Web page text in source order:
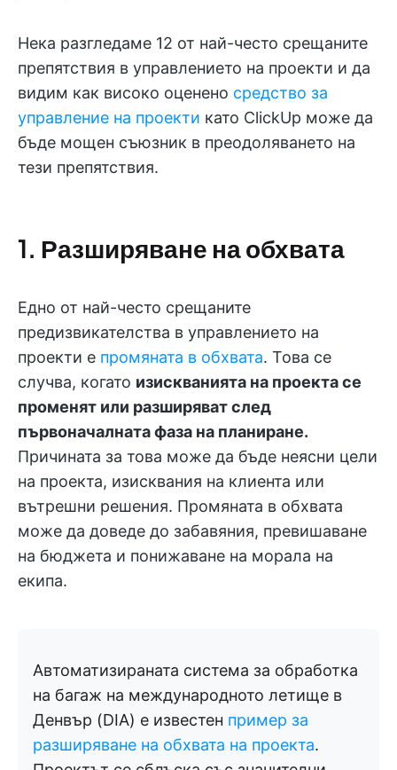
Нека разгледаме 12 от най-често срещаните
препятствия в управлението на проекти и да
видим как високо оценено средство за
управление на проекти като ClickUp може да
бъде мощен съюзник в преодоляването на
тези препятствия.
1. Разширяване на обхвата
Едно от най-често срещаните
предизвикателства в управлението на
проекти е промяната в обхвата. Това се
случва, когато изискванията на проекта се
променят или разширяват след
първоначалната фаза на планиране.
Причината за това може да бъде неясни цели
на проекта, изисквания на клиента или
вътрешни решения. Промяната в обхвата
може да доведе до забавяния, превишаване
на бюджета и понижаване на морала на
екипа.
Автоматизираната система за обработка
на багаж на международното летище в
Денвър (DIA) е известен пример за
разширяване на обхвата на проекта.